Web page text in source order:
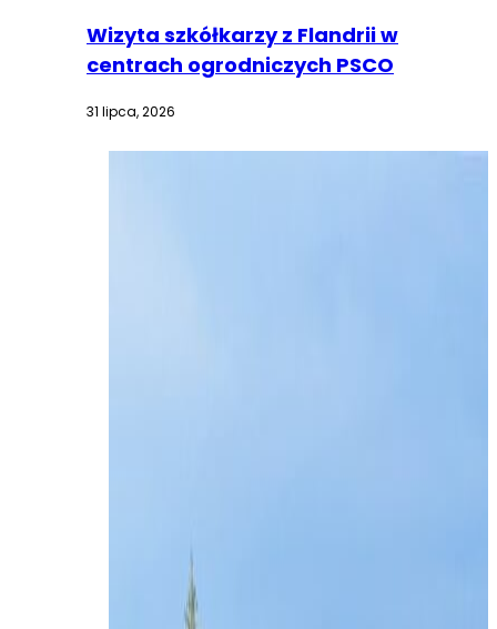
Wizyta szkółkarzy z Flandrii w
centrach ogrodniczych PSCO
31 lipca, 2026